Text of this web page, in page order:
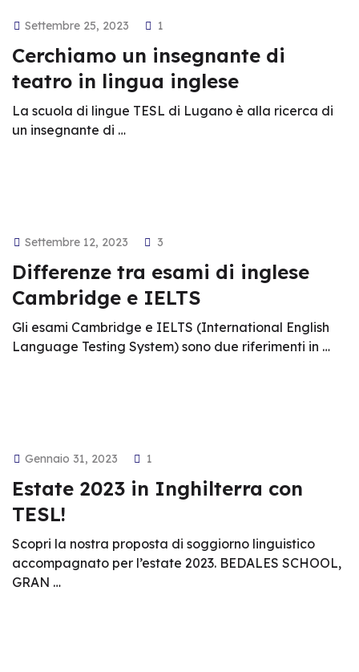
Settembre 25, 2023 1
Cerchiamo un insegnante di
teatro in lingua inglese
La scuola di lingue TESL di Lugano è alla ricerca di
un insegnante di …
Settembre 12, 2023 3
Differenze tra esami di inglese
Cambridge e IELTS
Gli esami Cambridge e IELTS (International English
Language Testing System) sono due riferimenti in …
Gennaio 31, 2023 1
Estate 2023 in Inghilterra con
TESL!
Scopri la nostra proposta di soggiorno linguistico
accompagnato per l’estate 2023. BEDALES SCHOOL,
GRAN …